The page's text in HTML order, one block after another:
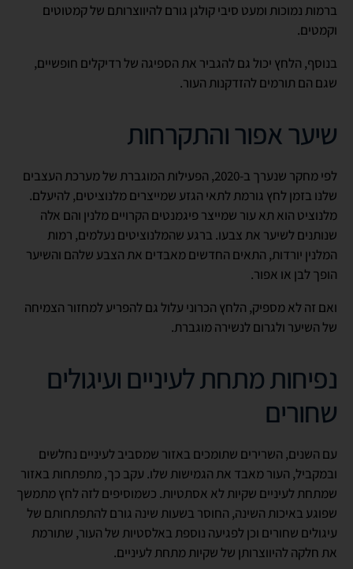
ברמות נמוכות ומעט סיבי קולגן גורם להיווצרותם של קמטוטים
וקמטים.
בנוסף, הלחץ יכול גם להגביר את הספיגה של רדיקלים חופשיים,
שגם הם תורמים להזדקנות העור.
שיער אפור והתקרחות
לפי מחקר שנערך ב-2020, הפעילות המוגברת של מערכת העצבים
שלנו בזמן לחץ גורמת לתאי הגזע שמייצרים מלנוציטים, להיעלם.
מלנוציט הוא תא עור שמייצר פיגמנטים הקרויים מלנין והם אלה
שנותנים לשיער את צבעו. ברגע שהמלנוציטים נעלמים, רמות
המלנין יורדות, התאים החדשים מאבדים את הצבע שלהם והשיער
הופך לבן או אפור.
ואם זה לא מספיק, הלחץ הכרוני עלול גם להפריע למחזור הצמיחה
של השיער ולגרום לנשירה מוגברת.
נפיחות מתחת לעיניים ועיגולים
שחורים
עם השנים, השרירים שתומכים באזור שמסביב לעיניים נחלשים
ובמקביל, העור מאבד את הגמישות שלו. עקב כך, מתפתחות באזור
שמתחת לעיניים שקיות לא אסתטיות. כשמוסיפים לזה לחץ מתמשך
שפוגע באיכות השינה, החוסר בשעות שינה גורם להתפתחותם של
עיגולים שחורים וכן לפגיעה נוספת באלסטיות של העור, שתורמת
את חלקה להיווצרותן של שקיות מתחת לעיניים.